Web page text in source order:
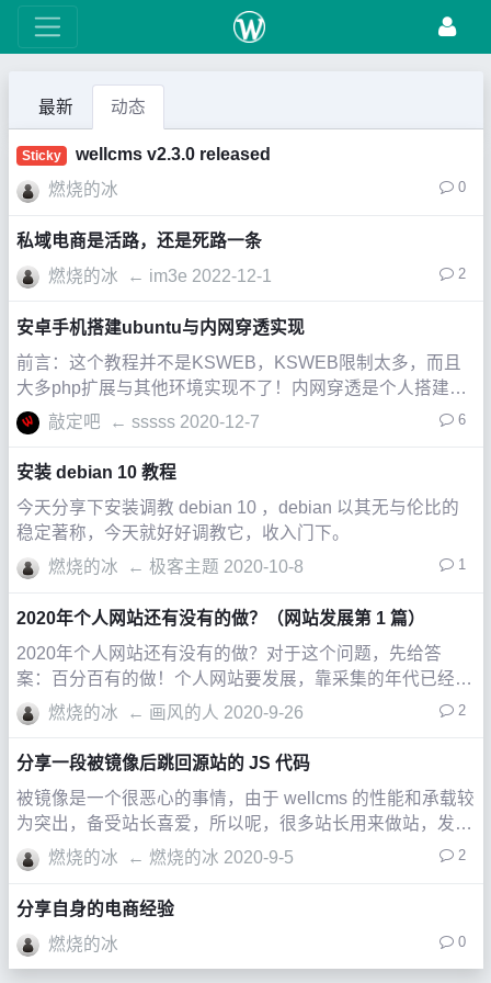
最新 动态
Sticky
wellcms v2.3.0 released
燃烧的冰
0
私域电商是活路，还是死路一条
燃烧的冰
← im3e 2022-12-1 2
安卓手机搭建ubuntu与内网穿透实现
前言：这个教程并不是KSWEB，KSWEB限制太多，而且
大多php扩展与其他环境实现不了！内网穿透是个人搭建，
不使用第三方服务！（比如&ldquo;花生壳&rdquo;）！开始
动手：（我的手机红米6pro,系统android
敲定吧 ← sssss 2020-12-7 6
安装 debian 10 教程
今天分享下安装调教 debian 10 ，debian 以其无与伦比的
稳定著称，今天就好好调教它，收入门下。
燃烧的冰
← 极客主题 2020-10-8 1
2020年个人网站还有没有的做？（网站发展第 1 篇）
2020年个人网站还有没有的做？对于这个问题，先给答
案：百分百有的做！个人网站要发展，靠采集的年代已经过
去了，还有各种优化，现在已经进入智能化时代。我不知道
某度人工智能到什么程度，我只知道不管它出什么算法，排
在前面的除了不是你的，就是广告。
燃烧的冰 ← 画风的人 2020-9-26 2
分享一段被镜像后跳回源站的 JS 代码
被镜像是一个很恶心的事情，由于 wellcms 的性能和承载较
为突出，备受站长喜爱，所以呢，很多站长用来做站，发现
有人镜像了自己的站。
燃烧的冰 ← 燃烧的冰 2020-9-5 2
分享自身的电商经验
燃烧的冰
0